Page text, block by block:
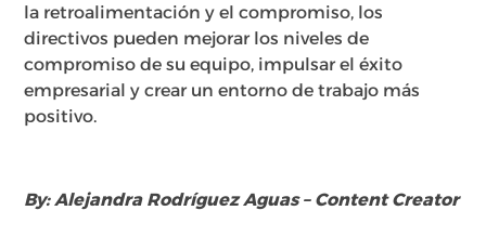
la retroalimentación y el compromiso, los
directivos pueden mejorar los niveles de
compromiso de su equipo, impulsar el éxito
empresarial y crear un entorno de trabajo más
positivo.
By: Alejandra Rodríguez Aguas – Content Creator